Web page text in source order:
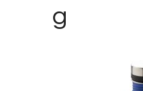
g